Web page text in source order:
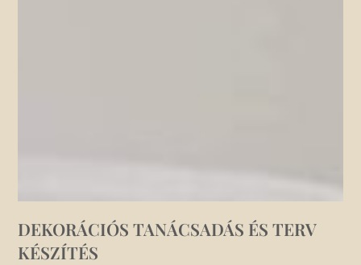
DEKORÁCIÓS TANÁCSADÁS ÉS TERV
KÉSZÍTÉS